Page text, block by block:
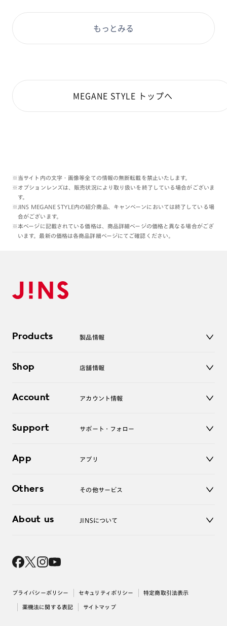
もっとみる
MEGANE STYLE トップへ
※当サイト内の文字・画像等全ての情報の無断転載を禁止いたします。
※オプションレンズは、販売状況により取り扱いを終了している場合がございま
す。
※JINS MEGANE STYLE内の紹介商品、キャンペーンにおいては終了している場
合がございます。
※本ページに記載されている価格は、商品詳細ページの価格と異なる場合がござ
います。最新の価格は各商品詳細ページにてご確認ください。
Products 製品情報
サングラス
コンタクトレンズ
アクセサリー
Shop 店舗情報
オンラインショップ
Account アカウント情報
ログアウト
Support サポート・フォロー
よくあるご質問
お問い合わせ
App アプリ
Others その他サービス
レンズ交換
About us JINSについて
採用情報
出店について
プライバシーポリシー セキュリティポリシー 特定商取引法表示
薬機法に関する表記 サイトマップ